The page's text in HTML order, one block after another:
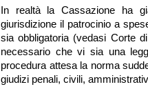
In realtà la Cassazione ha
giurisdizione il patrocinio a
sia obbligatoria (vedasi Corte
necessario che vi sia una
procedura attesa la norma
giudizi penali, civili,